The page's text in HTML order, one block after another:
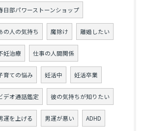
日部パワーストーンショップ
の人の気持ち 魔除け 離婚したい
妊治療 仕事の人間関係
育ての悩み 妊活中 妊活卒業
デオ通話鑑定 彼の気持ちが知りたい
運を上げる 男運が悪い ADHD